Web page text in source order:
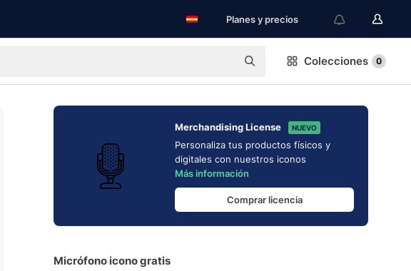
Planes y precios
Colecciones 0
Merchandising License NUEVO
Personaliza tus productos físicos y
digitales con nuestros iconos
Más información
Comprar licencia
Micrófono icono gratis